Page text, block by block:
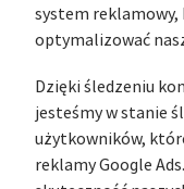
system
optymalizować
Dzięki śledzeniu
jesteśmy w stanie
użytkowników,
reklamy Google